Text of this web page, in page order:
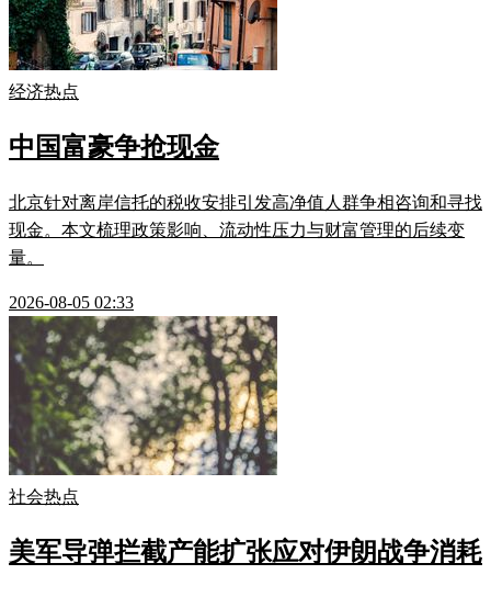
经济热点
中国富豪争抢现金
北京针对离岸信托的税收安排引发高净值人群争相咨询和寻找
现金。本文梳理政策影响、流动性压力与财富管理的后续变
量。
2026-08-05 02:33
社会热点
美军导弹拦截产能扩张应对伊朗战争消耗